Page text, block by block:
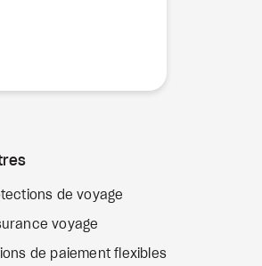
de voyage
voyage
de paiement flexibles